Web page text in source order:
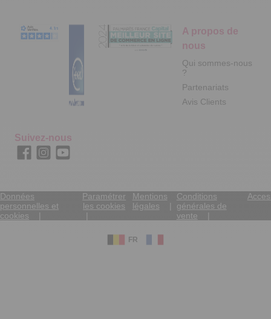
A propos de
nous
Qui sommes-nous
?
Partenariats
Avis Clients
Suivez-nous
Données
personnelles et
cookies
Paramétrer
les cookies
Mentions
légales
Conditions
générales de
vente
FR